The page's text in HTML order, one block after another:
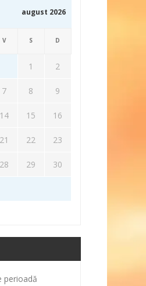
august 2026
V S D
1 2
7 8 9
14 15 16
21 22 23
28 29 30
perioadă